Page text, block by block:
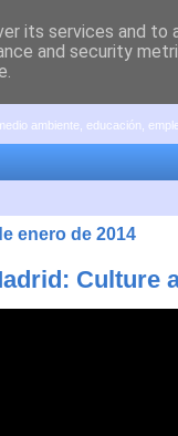
ambiente, educación,
enero de 2014
Culture
its services and to
and security